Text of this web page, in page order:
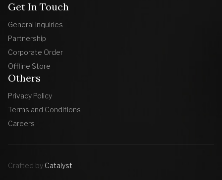
Get In Touch
General Inquiries
Partnership
Corporate Order
Offline Store
Others
Privacy Policy
Terms and Conditions
Careers
Crafted by Catalyst